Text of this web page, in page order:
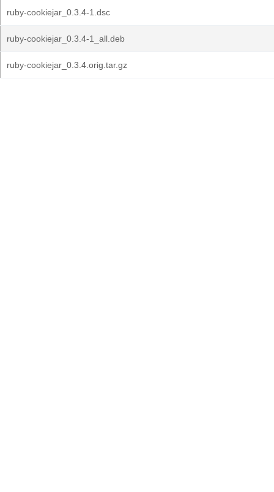
ruby-cookiejar_0.3.4-1.dsc
ruby-cookiejar_0.3.4-1_all.deb
ruby-cookiejar_0.3.4.orig.tar.gz